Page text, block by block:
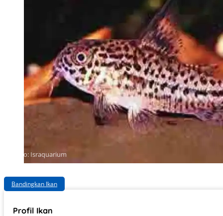
Photo: Israquarium
Bandingkan Ikan
Profil Ikan